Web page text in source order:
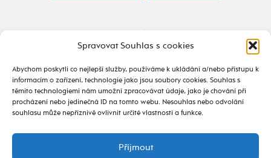
Spravovat Souhlas s cookies
Abychom poskytli co nejlepší služby, používáme k ukládání a/nebo přístupu k
informacím o zařízení, technologie jako jsou soubory cookies. Souhlas s
těmito technologiemi nám umožní zpracovávat údaje, jako je chování při
procházení nebo jedinečná ID na tomto webu. Nesouhlas nebo odvolání
souhlasu může nepříznivě ovlivnit určité vlastnosti a funkce.
Příjmout
Tady to taky žije
alive.osu.cz- ISSN 2695-0022